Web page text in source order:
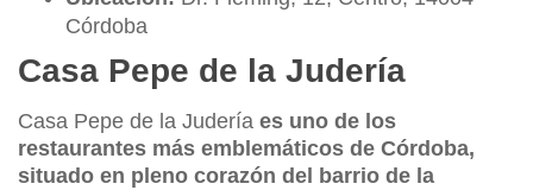
Córdoba
Casa Pepe de la Judería
Casa Pepe de la Judería es uno de los
restaurantes más emblemáticos de Córdoba,
situado en pleno corazón del barrio de la